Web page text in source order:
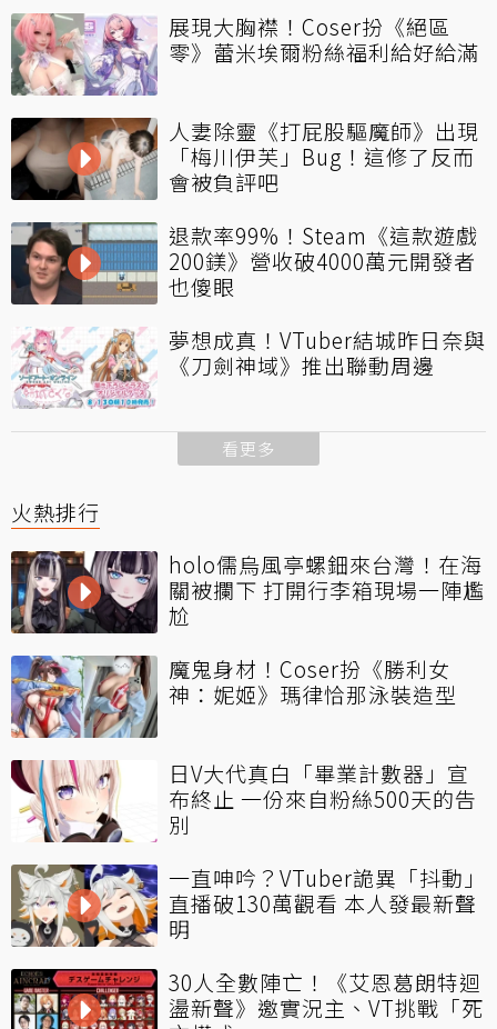
展現大胸襟！Coser扮《絕區
零》蕾米埃爾粉絲福利給好給滿
人妻除靈《打屁股驅魔師》出現
「梅川伊芙」Bug！這修了反而
會被負評吧
退款率99%！Steam《這款遊戲
200鎂》營收破4000萬元開發者
也傻眼
夢想成真！VTuber結城昨日奈與
《刀劍神域》推出聯動周邊
看更多
火熱排行
holo儒烏風亭螺鈿來台灣！在海
關被攔下 打開行李箱現場一陣尷
尬
魔鬼身材！Coser扮《勝利女
神：妮姬》瑪律恰那泳裝造型
日V大代真白「畢業計數器」宣
布終止 一份來自粉絲500天的告
別
一直呻吟？VTuber詭異「抖動」
直播破130萬觀看 本人發最新聲
明
30人全數陣亡！《艾恩葛朗特迴
盪新聲》邀實況主、VT挑戰「死